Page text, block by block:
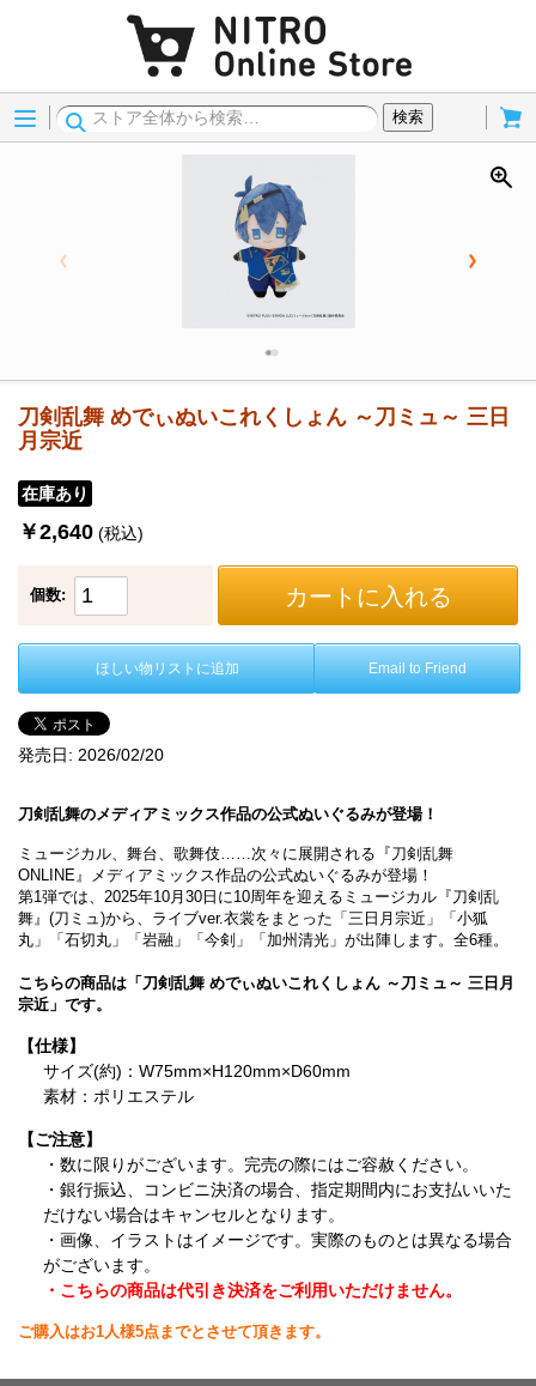
Menu
検索
刀剣乱舞 めでぃぬいこれくしょん ～刀ミュ～ 三日
月宗近
在庫あり
￥2,640 (税込)
個数: カートに入れる
ほしい物リストに追加 Email to Friend
発売日: 2026/02/20
刀剣乱舞のメディアミックス作品の公式ぬいぐるみが登場！
ミュージカル、舞台、歌舞伎……次々に展開される『刀剣乱舞
ONLINE』メディアミックス作品の公式ぬいぐるみが登場！
第1弾では、2025年10月30日に10周年を迎えるミュージカル『刀剣乱
舞』(刀ミュ)から、ライブver.衣裳をまとった「三日月宗近」「小狐
丸」「石切丸」「岩融」「今剣」「加州清光」が出陣します。全6種。
こちらの商品は「刀剣乱舞 めでぃぬいこれくしょん ～刀ミュ～ 三日月
宗近」です。
【仕様】
サイズ(約)：W75mm×H120mm×D60mm
素材：ポリエステル
【ご注意】
・数に限りがございます。完売の際にはご容赦ください。
・銀行振込、コンビニ決済の場合、指定期間内にお支払いいた
だけない場合はキャンセルとなります。
・画像、イラストはイメージです。実際のものとは異なる場合
がございます。
・こちらの商品は代引き決済をご利用いただけません。
ご購入はお1人様5点までとさせて頂きます。